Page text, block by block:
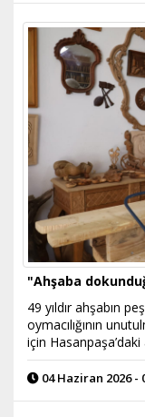
"Ahşaba
49 yıldır ahşabın
oymacılığının
için
04 Haziran 2026 -